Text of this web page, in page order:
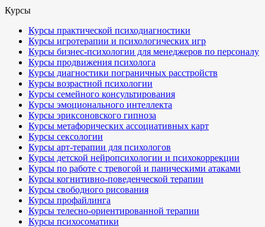
Курсы
Курсы практической психодиагностики
Курсы игротерапии и психологических игр
Курсы бизнес-психологии для менеджеров по персоналу
Курсы продвижения психолога
Курсы диагностики пограничных расстройств
Курсы возрастной психологии
Курсы семейного консультирования
Курсы эмоционального интеллекта
Курсы эриксоновского гипноза
Курсы метафорических ассоциативных карт
Курсы сексологии
Курсы арт-терапии для психологов
Курсы детской нейропсихологии и психокоррекции
Курсы по работе с тревогой и паническими атаками
Курсы когнитивно-поведенческой терапии
Курсы свободного рисования
Курсы профайлинга
Курсы телесно-ориентированной терапии
Курсы психосоматики